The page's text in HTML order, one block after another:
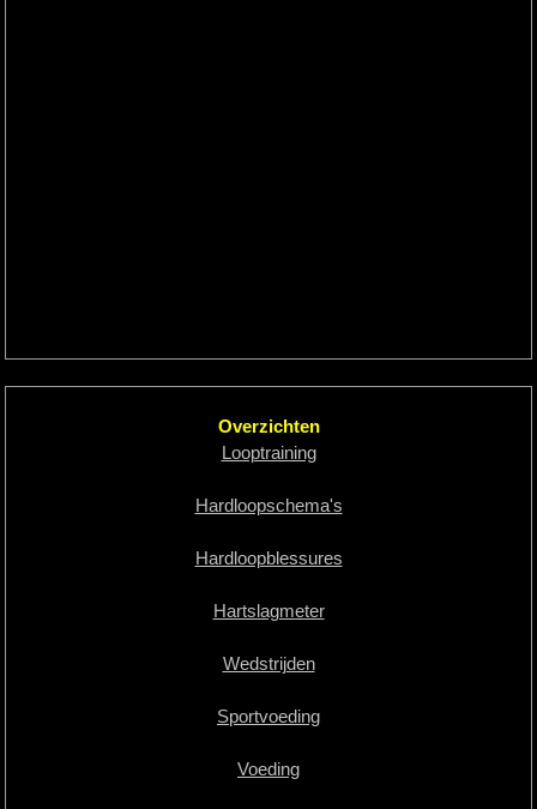
Overzichten
Looptraining
Hardloopschema's
Hardloopblessures
Hartslagmeter
Wedstrijden
Sportvoeding
Voeding